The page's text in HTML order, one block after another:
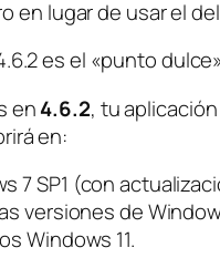
en lugar de usar el
es el «punto
en4.6.2, tu
en:
7 SP1 (con
versiones de
Windows 11.